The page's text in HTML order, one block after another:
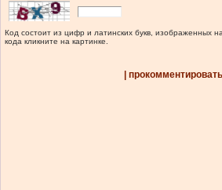
Код состоит из цифр и латинских букв, изображенных
кода кликните на картинке.
| прокомментировать |